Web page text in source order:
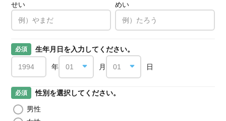
せい
めい
必須 生年月日を入力してください。
年 月 日
必須
性別を選択してください。
男性